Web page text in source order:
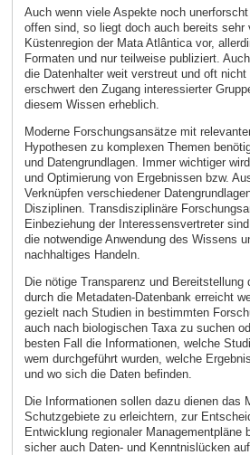
Auch wenn viele Aspekte noch
offen sind, so liegt doch auch bereits sehr
Küstenregion der Mata Atlântica vor,
Formaten und nur teilweise publiziert.
die Datenhalter weit verstreut und oft
erschwert den Zugang interessierter
diesem Wissen erheblich.
Moderne Forschungsansätze mit
Hypothesen zu komplexen Themen
und Datengrundlagen. Immer wichtiger
und Optimierung von Ergebnissen bzw.
Verknüpfen verschiedener
Disziplinen. Transdisziplinäre
Einbeziehung der Interessensvertreter
die notwendige Anwendung des Wissens
nachhaltiges Handeln.
Die nötige Transparenz und Bereitstellung
durch die Metadaten-Datenbank erreicht
gezielt nach Studien in bestimmten
auch nach biologischen Taxa zu suchen
besten Fall die Informationen, welche
wem durchgeführt wurden, welche
und wo sich die Daten befinden.
Die Informationen sollen dazu dienen das
Schutzgebiete zu erleichtern, zur
Entwicklung regionaler Managementpläne
sicher auch Daten- und Kenntnislücken